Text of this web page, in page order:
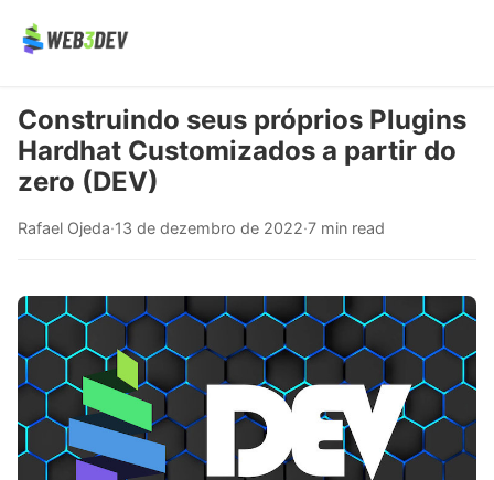
Construindo seus próprios Plugins
Hardhat Customizados a partir do
zero (DEV)
Rafael Ojeda·13 de dezembro de 2022·7 min read